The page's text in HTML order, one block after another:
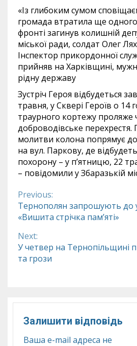
«Із глибоким сумом
громада втратила ще
фронті загинув колишній
міської ради, солдат Олег
Інспектор прикордонної
прийняв на Харківщині,
рідну державу
Зустріч Героя відбудеться
травня, у Сквері Героїв о 14
траурного кортежу проляже
доброводівське перехрестя.
молитви колона попрямує до
на вул. Паркову, де
похорону – у п’ятницю, 22
– повідомили у Збаразькій
Continue
Reading
Previous:
Тернополян запрошують до
«Вишита стрічка пам’яті»
Next:
У четвер на Тернопільщині
та грози
Залишити відповідь
Ваша e-mail адреса не